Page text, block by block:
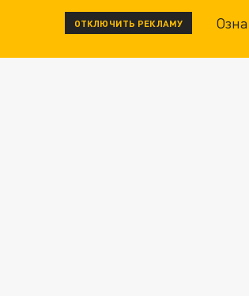
ДАНЯ С ДАШЕЙ СПАСЛИСЬ
ОТКЛЮЧИТЬ РЕКЛАМУ